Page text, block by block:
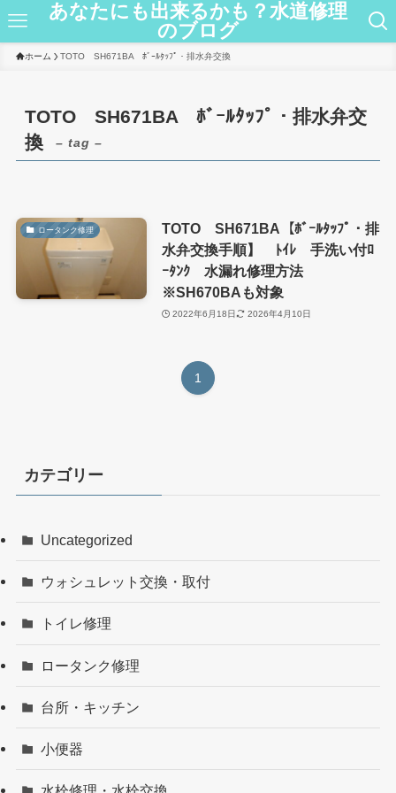
あなたにも出来るかも？水道修理
のブログ
ホーム TOTO SH671BA ﾎﾞｰﾙﾀｯﾌﾟ・排水弁交換
TOTO SH671BA ﾎﾞｰﾙﾀｯﾌﾟ・排水弁交
換
– tag –
ロータンク修理
TOTO SH671BA【ﾎﾞｰﾙﾀｯﾌﾟ・排
水弁交換手順】 ﾄｲﾚ 手洗い付ﾛ
ｰﾀﾝｸ 水漏れ修理方法
※SH670BAも対象
2022年6月18日 2026年4月10日
1
カテゴリー
Uncategorized
ウォシュレット交換・取付
トイレ修理
ロータンク修理
台所・キッチン
小便器